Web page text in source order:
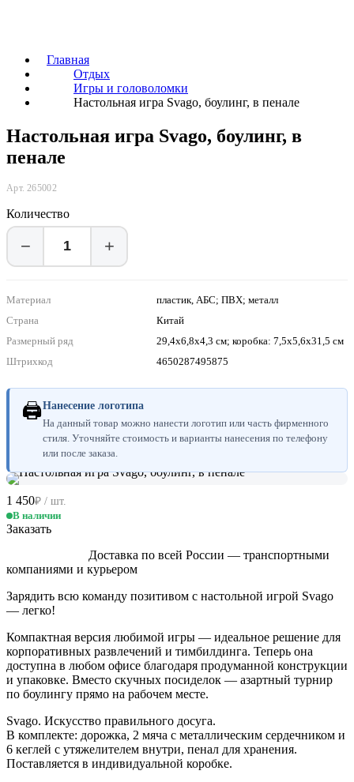
Главная
Отдых
Игры и головоломки
Настольная игра Svago, боулинг, в пенале
Настольная игра Svago, боулинг, в
пенале
Арт. 265002
Количество
− +
Материал
пластик, АБС; ПВХ; металл
Страна
Китай
Размерный ряд
29,4x6,8x4,3 см; коробка: 7,5x5,6x31,5 см
Штрихкод
4650287495875
🖨Нанесение логотипа
На данный товар можно нанести логотип или часть фирменного
стиля. Уточняйте стоимость и варианты нанесения по телефону
или после заказа.
1 450₽ / шт.
В наличии
Заказать
Доставка по всей России — транспортными
компаниями и курьером
Зарядить всю команду позитивом с настольной игрой Svago
— легко!
Компактная версия любимой игры — идеальное решение для
корпоративных развлечений и тимбилдинга. Теперь она
доступна в любом офисе благодаря продуманной конструкции
и упаковке. Вместо скучных посиделок — азартный турнир
по боулингу прямо на рабочем месте.
Svago. Искусство правильного досуга.
В комплекте: дорожка, 2 мяча с металлическим сердечником и
6 кеглей с утяжелителем внутри, пенал для хранения.
Поставляется в индивидуальной коробке.